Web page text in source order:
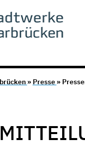
» Presse »